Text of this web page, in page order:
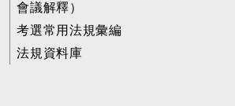
會議解釋）
考選常用法規彙編
法規資料庫